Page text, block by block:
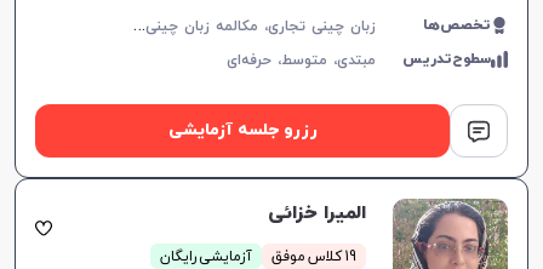
مفاهیم به شیوه ساده و مؤثر.
تخصص‌ها ز
بان چینی تجاری، مکالمه زبان چینی، زبان چینی عمومی، زبان چینی کودکان
سطوح‌تدریس مبتدی، متوسط،حرفه‌ای
رزرو جلسه آزمایشی
المیرا خزائی
19 کلاس موفق آزمایشی رایگان